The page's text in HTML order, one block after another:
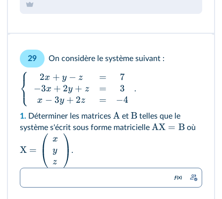
29 On considère le système suivant :
⎩
⎨⎧ 2x + y − z
−3x + 2y + z
x − 3y + 2z
=
=
=
7
3
−4
.
1. Déterminer les matrices A et B telles que le
système s'écrit sous forme matricielle AX = Boù
X =
x
y
z
.